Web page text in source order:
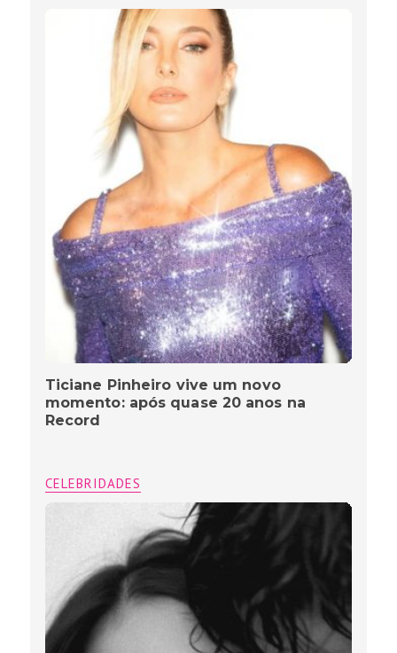
Ticiane Pinheiro vive um novo
momento: após quase 20 anos na
Record
CELEBRIDADES